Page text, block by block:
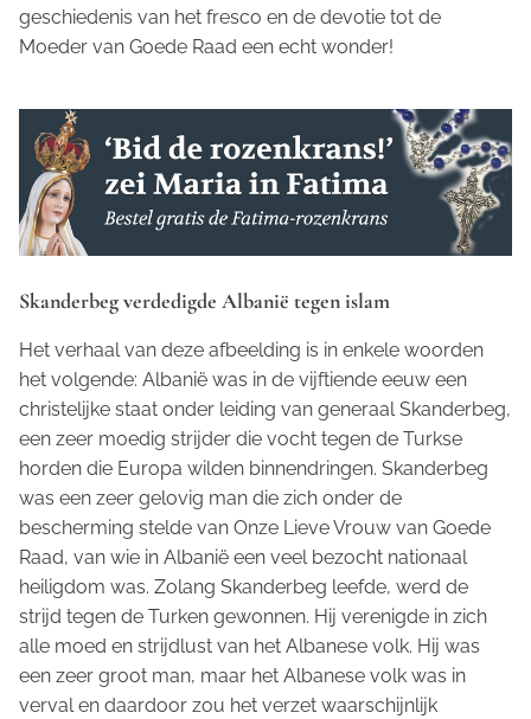
geschiedenis van het fresco en de devotie tot de
Moeder van Goede Raad een echt wonder!
Skanderbeg verdedigde Albanië tegen islam
Het verhaal van deze afbeelding is in enkele woorden
het volgende: Albanië was in de vijftiende eeuw een
christelijke staat onder leiding van generaal Skanderbeg,
een zeer moedig strijder die vocht tegen de Turkse
horden die Europa wilden binnendringen. Skanderbeg
was een zeer gelovig man die zich onder de
bescherming stelde van Onze Lieve Vrouw van Goede
Raad, van wie in Albanië een veel bezocht nationaal
heiligdom was. Zolang Skanderbeg leefde, werd de
strijd tegen de Turken gewonnen. Hij verenigde in zich
alle moed en strijdlust van het Albanese volk. Hij was
een zeer groot man, maar het Albanese volk was in
verval en daardoor zou het verzet waarschijnlijk